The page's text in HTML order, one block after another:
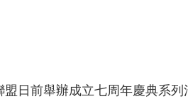
盟日前舉辦成立七周年慶典系